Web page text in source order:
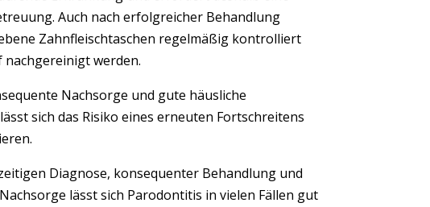
Auch nach erfolgreicher Behandlung
Zahnfleischtaschen regelmäßig kontrolliert
nachgereinigt werden.
Nachsorge und gute häusliche
sich das Risiko eines erneuten Fortschreitens
Diagnose, konsequenter Behandlung und
lässt sich Parodontitis in vielen Fällen gut